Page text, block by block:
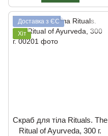
Доставка з ЄС
Хіт
Скраб для тiла Rituals. The
Ritual of Ayurveda, 300 г.